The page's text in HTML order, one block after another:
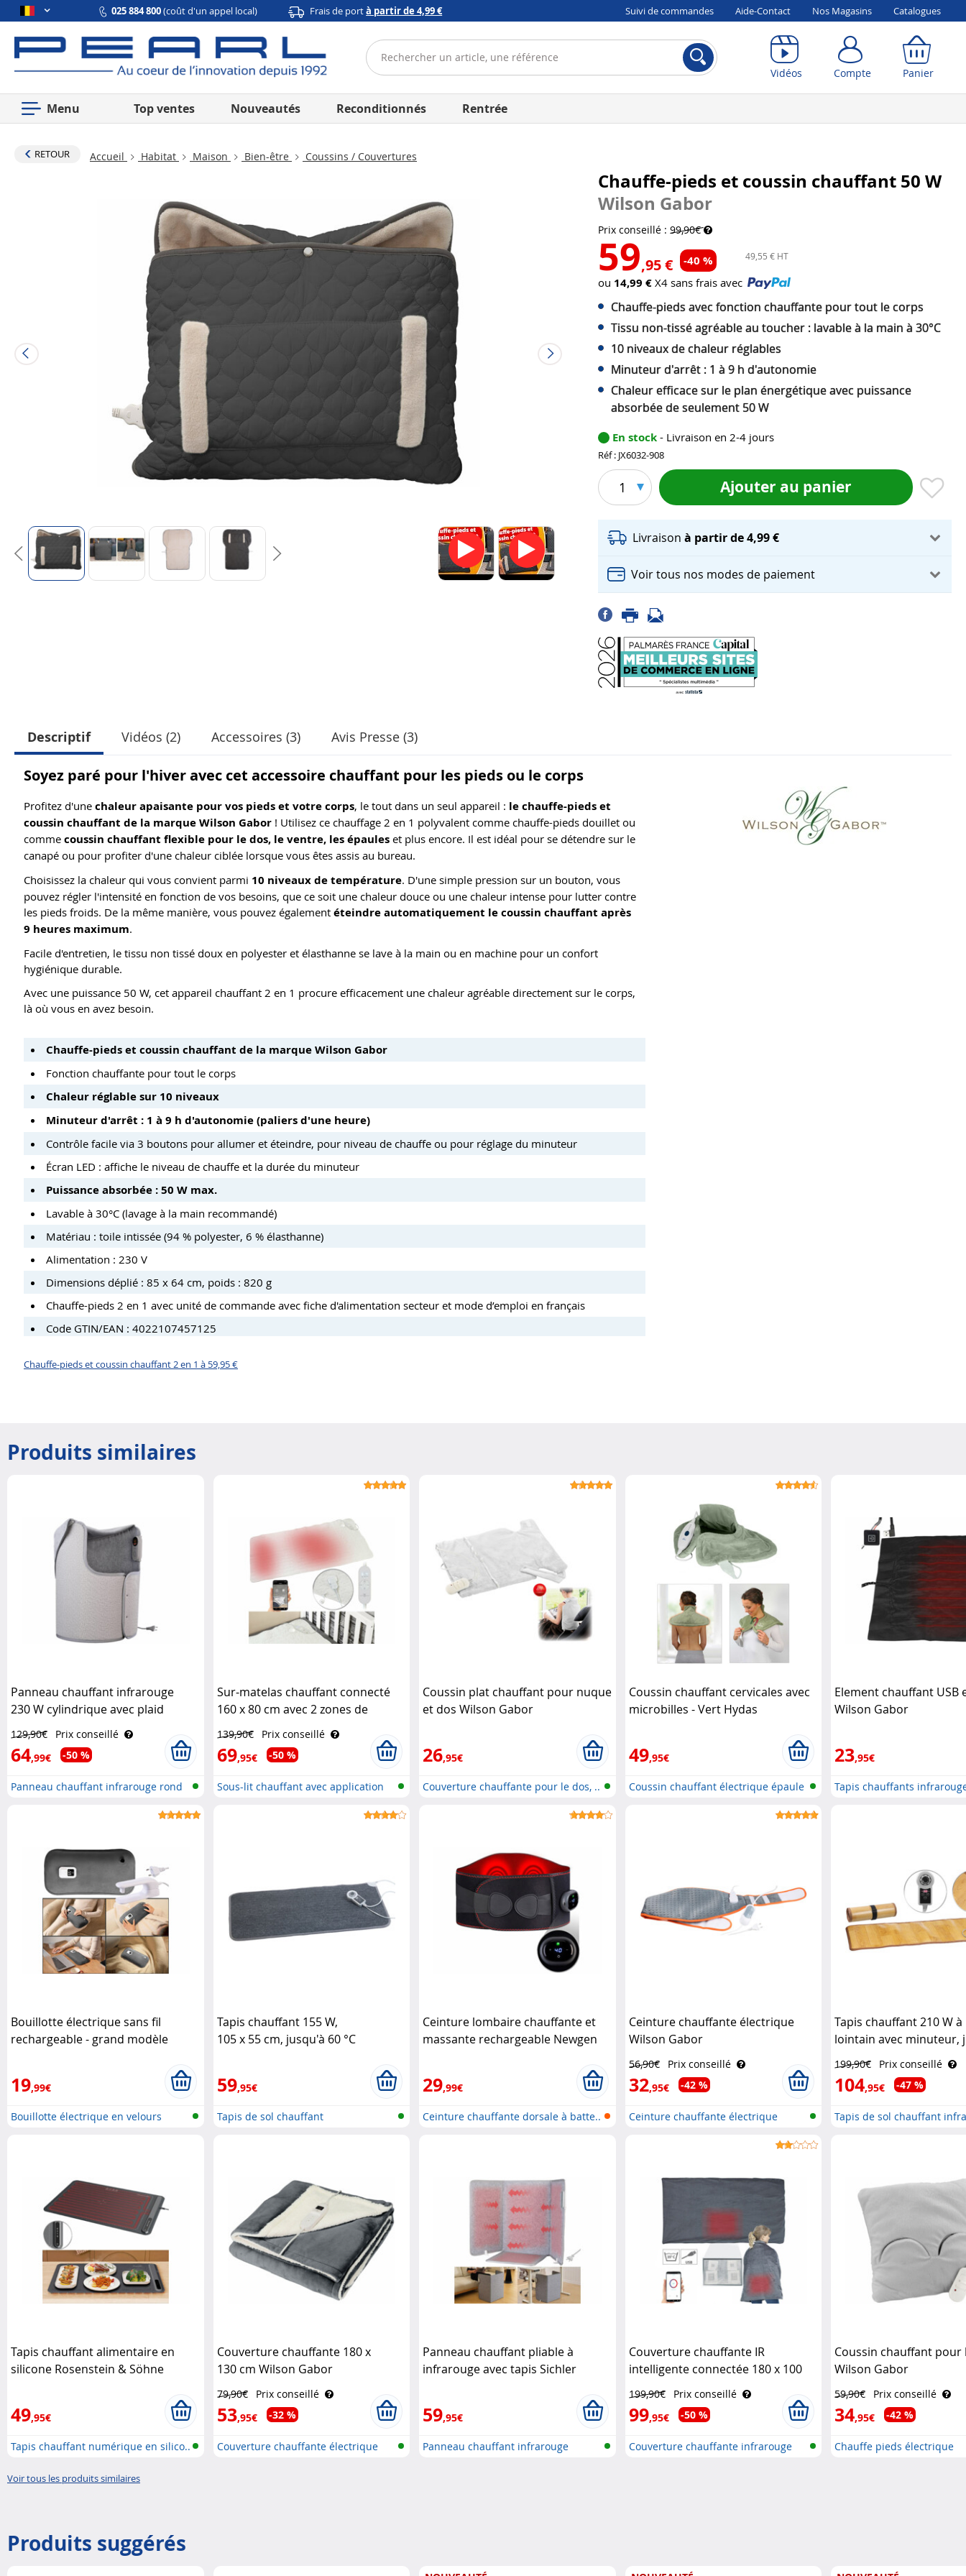
025 884 800(coût d'un appel local) Frais de portà partir de 4,99 € Suivi de commandes Aide-Contact Nos Magasins Catalogues
Vidéos Compte Panier
Menu Top ventes Nouveautés Reconditionnés Rentrée
RETOUR Accueil Habitat Maison Bien-être Coussins / Couvertures
Chauffe-pieds et coussin chauffant 50 W
Wilson Gabor
Prix conseillé : 99,90€
59,95 € -40 % 49,55 € HT
ou 14,99 € X4 sans frais avec
Chauffe-pieds avec fonction chauffante pour tout le corps
Tissu non-tissé agréable au toucher : lavable à la main à 30°C
10 niveaux de chaleur réglables
Minuteur d'arrêt : 1 à 9 h d'autonomie
Chaleur efficace sur le plan énergétique avec puissance
absorbée de seulement 50 W
En stock - Livraison en 2-4 jours
Réf : JX6032-908
1 Ajouter au panier
Livraisonà partir de 4,99 €
Voir tous nos modes de paiement
Descriptif Vidéos (2) Accessoires (3) Avis Presse (3)
Soyez paré pour l'hiver avec cet accessoire chauffant pour les pieds ou le corps
Profitez d'une chaleur apaisante pour vos pieds et votre corps, le tout dans un seul appareil : le chauffe-pieds et
coussin chauffant de la marque Wilson Gabor ! Utilisez ce chauffage 2 en 1 polyvalent comme chauffe-pieds douillet ou
comme coussin chauffant flexible pour le dos, le ventre, les épaules et plus encore. Il est idéal pour se détendre sur le
canapé ou pour profiter d'une chaleur ciblée lorsque vous êtes assis au bureau.
Choisissez la chaleur qui vous convient parmi 10 niveaux de température. D'une simple pression sur un bouton, vous
pouvez régler l'intensité en fonction de vos besoins, que ce soit une chaleur douce ou une chaleur intense pour lutter contre
les pieds froids. De la même manière, vous pouvez également éteindre automatiquement le coussin chauffant après
9 heures maximum.
Facile d'entretien, le tissu non tissé doux en polyester et élasthanne se lave à la main ou en machine pour un confort
hygiénique durable.
Avec une puissance 50 W, cet appareil chauffant 2 en 1 procure efficacement une chaleur agréable directement sur le corps,
là où vous en avez besoin.
Chauffe-pieds et coussin chauffant de la marque Wilson Gabor
Fonction chauffante pour tout le corps
Chaleur réglable sur 10 niveaux
Minuteur d'arrêt : 1 à 9 h d'autonomie (paliers d'une heure)
Contrôle facile via 3 boutons pour allumer et éteindre, pour niveau de chauffe ou pour réglage du minuteur
Écran LED : affiche le niveau de chauffe et la durée du minuteur
Puissance absorbée : 50 W max.
Lavable à 30°C (lavage à la main recommandé)
Matériau : toile intissée (94 % polyester, 6 % élasthanne)
Alimentation : 230 V
Dimensions déplié : 85 x 64 cm, poids : 820 g
Chauffe-pieds 2 en 1 avec unité de commande avec fiche d'alimentation secteur et mode d’emploi en français
Code GTIN/EAN : 4022107457125
Chauffe-pieds et coussin chauffant 2 en 1 à 59,95 €
Produits similaires
Panneau chauffant infrarouge
230 W cylindrique avec plaid
Sichler Haushaltsgeräte
129,90€ Prix conseillé
64,99€ -50 %
Panneau chauffant infrarouge rond
Sur-matelas chauffant connecté
160 x 80 cm avec 2 zones de
température Wilson Gabor
139,90€ Prix conseillé
69,95€ -50 %
Sous-lit chauffant avec application
Coussin plat chauffant pour nuque
et dos Wilson Gabor
26,95€
Couverture chauffante pour le dos, ..
Coussin chauffant cervicales avec
microbilles - Vert Hydas
49,95€
Coussin chauffant électrique épaule
Element chauffant USB
Wilson Gabor
23,95€
Tapis chauffants
Bouillotte électrique sans fil
rechargeable - grand modèle
19,99€
Bouillotte électrique en velours
Tapis chauffant 155 W,
105 x 55 cm, jusqu'à 60 °C
59,95€
Tapis de sol chauffant
Ceinture lombaire chauffante et
massante rechargeable Newgen
29,99€
Ceinture chauffante dorsale à batte..
Ceinture chauffante électrique
Wilson Gabor
56,90€ Prix conseillé
32,95€ -42 %
Ceinture chauffante électrique
Tapis chauffant 210 W
lointain avec minuteur,
60 °C, 151 x 55 cm
199,90€ Prix conseillé
104,95€ -47 %
Tapis de sol chauffant
Tapis chauffant alimentaire en
silicone Rosenstein & Söhne
49,95€
Tapis chauffant numérique en silico..
Couverture chauffante 180 x
130 cm Wilson Gabor
79,90€ Prix conseillé
53,95€ -32 %
Couverture chauffante électrique
Panneau chauffant pliable à
infrarouge avec tapis Sichler
59,95€
Panneau chauffant infrarouge
Couverture chauffante IR
intelligente connectée 180 x 100
199,90€ Prix conseillé
99,95€ -50 %
Couverture chauffante infrarouge
Coussin chauffant pour
Wilson Gabor
59,90€ Prix conseillé
34,95€ -42 %
Chauffe pieds électrique
Voir tous les produits similaires
Produits suggérés
Compte Panier